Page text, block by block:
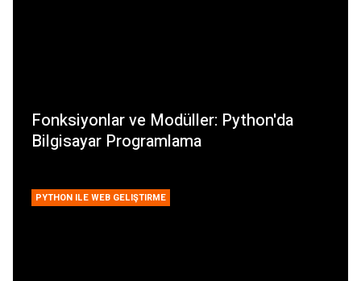
Fonksiyonlar ve Modüller: Python'da
Bilgisayar Programlama
PYTHON ILE WEB GELIŞTIRME